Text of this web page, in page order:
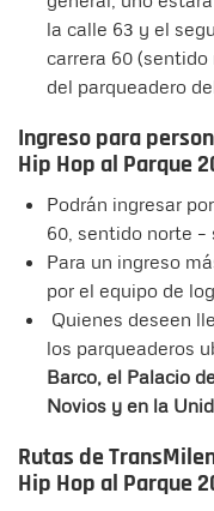
la calle 63 y el
carrera 60
del parqueadero
​​​​Ingreso para
Hip Hop al Parque
Podrán ingresar
60, sentido norte –
Para un ingreso
por el equipo de
Quienes deseen
los parqueaderos
Barco, el Palacio
Novios y en la
Rutas de
Hip Hop al Parque